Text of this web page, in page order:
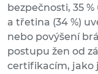
bezpečnosti, 35
a třetina (34 %)
nebo povýšení
postupu žen od
certifikacím, jako